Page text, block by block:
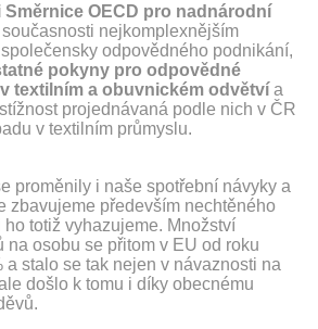
Směrnice OECD pro nadnárodní
současnosti nejkomplexnějším
odpovědného podnikání,
pokyny pro odpovědné
textilním a obuvnickém odvětví a
projednávaná podle nich v ČR
v textilním průmyslu.
proměnily i naše spotřební návyky a
zbavujeme především nechtěného
totiž vyhazujeme. Množství
na osobu se přitom v EU od roku
a stalo se tak nejen v návaznosti na
došlo k tomu i díky obecnému